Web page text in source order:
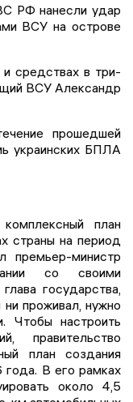
РФ нанесли удар
ВСУ на острове
средствах в три-
ВСУ Александр
прошедшей
украинских БПЛА
план
страны на период
министр
со своими
государства,
проживал, нужно
Чтобы настроить
правительство
план создания
В его рамках
около 4,5